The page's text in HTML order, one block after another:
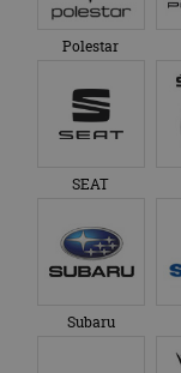
Polestar
SEAT
Subaru